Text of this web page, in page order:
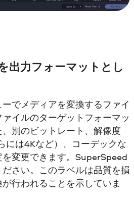
出力フォーマットとし
でメディアを変換するファイ
イルのターゲットフォーマッ
別のビットレート、解像度
には4Kなど）、コーデックな
変更できます。SuperSpeed
さい。このラベルは品質を損
行われることを示していま